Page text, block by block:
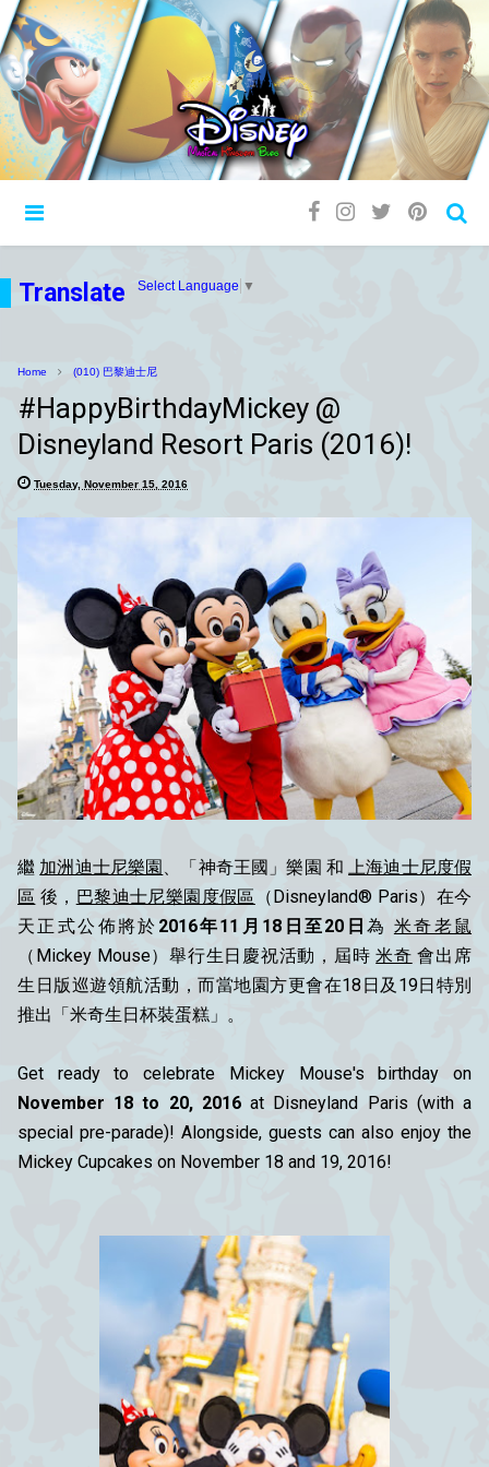
Translate Select Language ▼
Home (010) 巴黎迪士尼
#HappyBirthdayMickey @
Disneyland Resort Paris (2016)!
Tuesday, November 15, 2016
繼 加洲迪士尼樂園 、「神奇王國」樂園 和上海迪士尼度假
區 後， 巴黎迪士尼樂園度假區
（Disneyland® Paris）在今
天正式公佈將於 2016年11月18日至20日為 米奇老鼠
（Mickey Mouse）舉行生日慶祝活動，屆時米奇 會出席
生日版巡遊領航活動，而當地園方更會在18日及19日特別
推出「米奇生日杯裝蛋糕」。
Get ready to celebrate Mickey Mouse's birthday on
November 18 to 20, 2016at Disneyland Paris (with a
special pre-parade)! Alongside, guests can also enjoy the
Mickey Cupcakes on November 18 and 19, 2016!